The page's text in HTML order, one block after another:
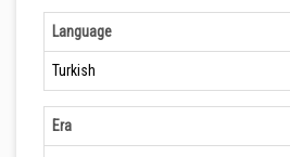
Language
Turkish
Era